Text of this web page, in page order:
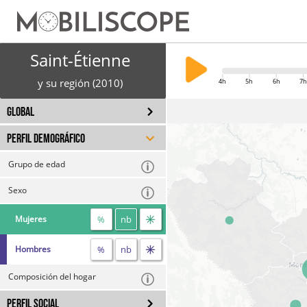
Saint-Étienne
y su región (2010) 4h 5h 6h 7h
GLOBAL
PERFIL DEMOGRÁFICO
Grupo de edad
Sexo
Mujeres % nb
Hombres % nb
Composición del hogar
PERFIL SOCIAL